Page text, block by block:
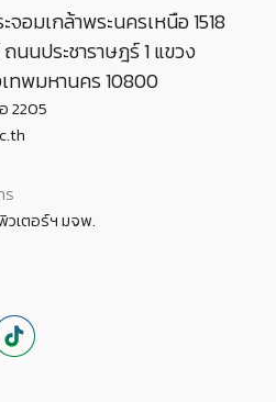
อมเกล้าพระนครเหนือ 1518
นนประชาราษฎร์ 1 แขวง
ทพมหานคร 10800
2205
ร
เตอร์ฯ มจพ.